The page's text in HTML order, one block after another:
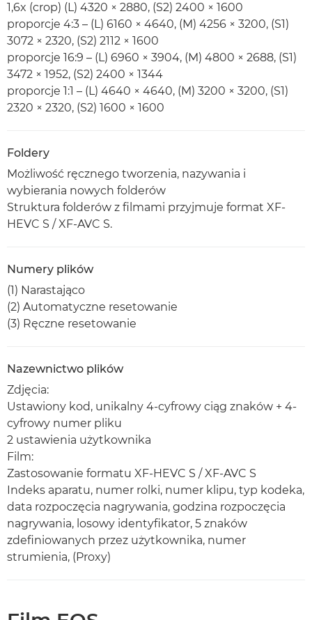
1,6x (crop) (L) 4320 × 2880, (S2) 2400 × 1600
proporcje 4:3 – (L) 6160 × 4640, (M) 4256 × 3200, (S1)
3072 × 2320, (S2) 2112 × 1600
proporcje 16:9 – (L) 6960 × 3904, (M) 4800 × 2688, (S1)
3472 × 1952, (S2) 2400 × 1344
proporcje 1:1 – (L) 4640 × 4640, (M) 3200 × 3200, (S1)
2320 × 2320, (S2) 1600 × 1600
Foldery
Możliwość ręcznego tworzenia, nazywania i
wybierania nowych folderów
Struktura folderów z filmami przyjmuje format XF-
HEVC S / XF-AVC S.
Numery plików
(1) Narastająco
(2) Automatyczne resetowanie
(3) Ręczne resetowanie
Nazewnictwo plików
Zdjęcia:
Ustawiony kod, unikalny 4-cyfrowy ciąg znaków + 4-
cyfrowy numer pliku
2 ustawienia użytkownika
Film:
Zastosowanie formatu XF-HEVC S / XF-AVC S
Indeks aparatu, numer rolki, numer klipu, typ kodeka,
data rozpoczęcia nagrywania, godzina rozpoczęcia
nagrywania, losowy identyfikator, 5 znaków
zdefiniowanych przez użytkownika, numer
strumienia, (Proxy)